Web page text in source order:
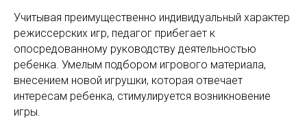
Учитывая преимущественно индивидуальный характер
режиссерских игр, педагог прибегает к
опосредованному руководству деятельностью
ребенка. Умелым подбором игрового материала,
внесением новой игрушки, которая отвечает
интересам ребенка, стимулируется возникновение
игры.